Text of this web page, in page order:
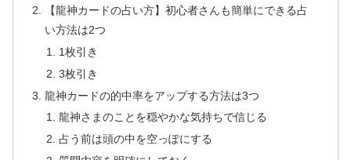
【龍神カードの占い方】初心者さんも簡単にできる占
い方法は2つ
1枚引き
3枚引き
龍神カードの的中率をアップする方法は3つ
龍神さまのことを穏やかな気持ちで信じる
占う前は頭の中を空っぽにする